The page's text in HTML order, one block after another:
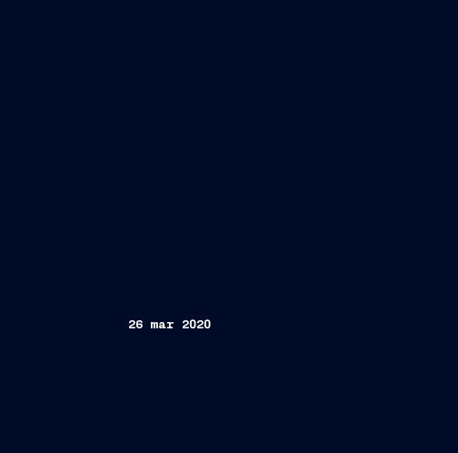
26 mar 2020